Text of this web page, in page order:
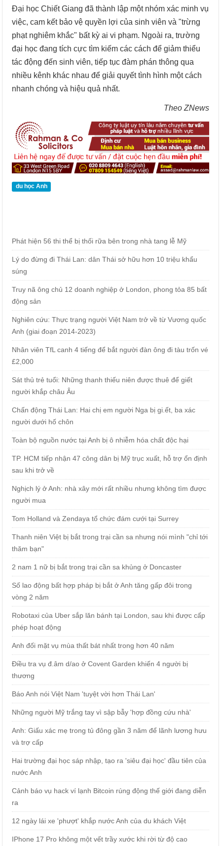
Đại học Chiết Giang đã thành lập một nhóm xác minh vụ
việc, cam kết bảo vệ quyền lợi của sinh viên và "trừng
phạt nghiêm khắc" bất kỳ ai vi phạm. Ngoài ra, trường
đại học đang tích cực tìm kiếm các cách để giảm thiểu
tác động đến sinh viên, tiếp tục đàm phán thông qua
nhiều kênh khác nhau để giải quyết tình hình một cách
nhanh chóng và hiệu quả nhất.
Theo ZNews
du học Anh
Phát hiện 56 thi thể bị thối rữa bên trong nhà tang lễ Mỹ
Lý do đừng đi Thái Lan: dân Thái sở hữu hơn 10 triệu khẩu
súng
Truy nã ông chủ 12 doanh nghiệp ở London, phong tỏa 85 bất
động sản
Nghiên cứu: Thực trạng người Việt Nam trở về từ Vương quốc
Anh (giai đoạn 2014-2023)
Nhân viên TfL canh 4 tiếng để bắt người đàn ông đi tàu trốn vé
£2,000
Sát thủ trẻ tuổi: Những thanh thiếu niên được thuê để giết
người khắp châu Âu
Chấn động Thái Lan: Hai chị em người Nga bị gi.ết, ba xác
người dưới hố chôn
Toàn bộ nguồn nước tại Anh bị ô nhiễm hóa chất độc hại
TP. HCM tiếp nhận 47 công dân bị Mỹ trục xuất, hỗ trợ ổn định
sau khi trở về
Nghịch lý ở Anh: nhà xây mới rất nhiều nhưng không tìm được
người mua
Tom Holland và Zendaya tổ chức đám cưới tại Surrey
Thanh niên Việt bị bắt trong trại cần sa nhưng nói mình "chỉ tới
thăm bạn"
2 nam 1 nữ bị bắt trong trại cần sa khủng ở Doncaster
Số lao động bất hợp pháp bị bắt ở Anh tăng gấp đôi trong
vòng 2 năm
Robotaxi của Uber sắp lăn bánh tại London, sau khi được cấp
phép hoạt động
Anh đối mặt vụ mùa thất bát nhất trong hơn 40 năm
Điều tra vụ đ.âm d/ao ở Covent Garden khiến 4 người bị
thương
Báo Anh nói Việt Nam 'tuyệt vời hơn Thái Lan'
Những người Mỹ trắng tay vì sập bẫy 'hợp đồng cứu nhà'
Anh: Giấu xác mẹ trong tủ đông gần 3 năm để lãnh lương hưu
và trợ cấp
Hai trường đại học sáp nhập, tạo ra 'siêu đại học' đầu tiên của
nước Anh
Cảnh báo vụ hack ví lạnh Bitcoin rúng động thế giới đang diễn
ra
12 ngày lái xe 'phượt' khắp nước Anh của du khách Việt
IPhone 17 Pro không một vết trầy xước khi rời từ độ cao